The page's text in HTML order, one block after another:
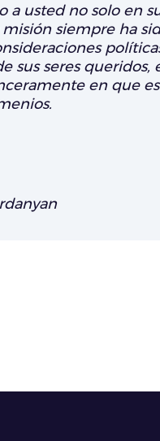
a usted no solo en
siempre ha
sus seres
en que